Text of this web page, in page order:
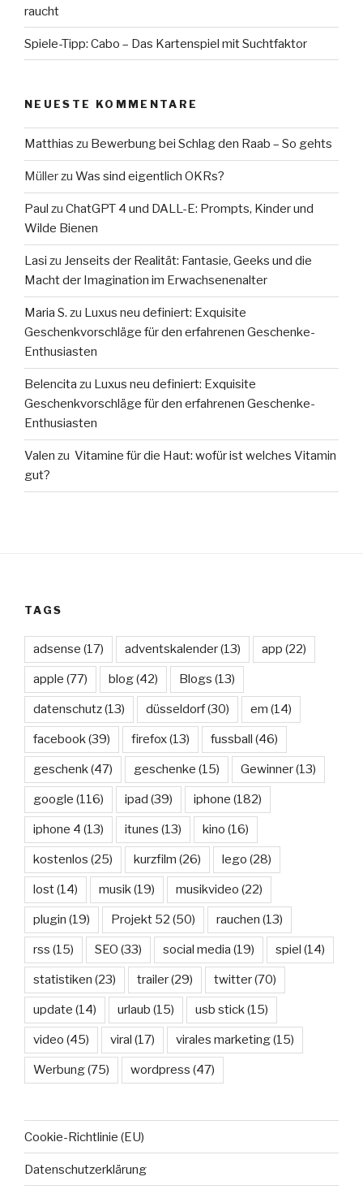
raucht
Spiele-Tipp: Cabo – Das Kartenspiel mit Suchtfaktor
NEUESTE KOMMENTARE
Matthias zu Bewerbung bei Schlag den Raab – So gehts
Müllerzu Was sind eigentlich OKRs?
Paul zu ChatGPT 4 und DALL-E: Prompts, Kinder und
Wilde Bienen
Lasi zu Jenseits der Realität: Fantasie, Geeks und die
Macht der Imagination im Erwachsenenalter
Maria S. zu Luxus neu definiert: Exquisite
Geschenkvorschläge für den erfahrenen Geschenke-
Enthusiasten
Belencita zu Luxus neu definiert: Exquisite
Geschenkvorschläge für den erfahrenen Geschenke-
Enthusiasten
Valen zu Vitamine für die Haut: wofür ist welches Vitamin
gut?
TAGS
adsense (17) adventskalender(13) app (22)
apple (77) blog(42) Blogs (13)
datenschutz(13) düsseldorf(30) em (14)
facebook(39) firefox(13) fussball (46)
geschenk(47) geschenke (15) Gewinner(13)
google (116) ipad (39) iphone (182)
iphone 4 (13) itunes (13) kino (16)
kostenlos (25) kurzfilm (26) lego (28)
lost(14) musik(19) musikvideo (22)
plugin (19) Projekt 52 (50) rauchen (13)
rss (15) SEO (33) social media (19) spiel (14)
statistiken (23) trailer(29) twitter(70)
update (14) urlaub (15) usb stick(15)
video (45) viral (17) virales marketing(15)
Werbung(75) wordpress (47)
Cookie-Richtlinie (EU)
Datenschutzerklärung